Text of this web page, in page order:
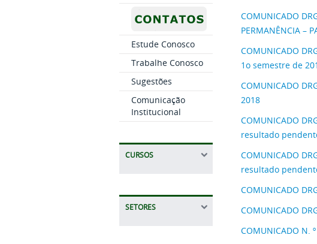
Estude Conosco
Trabalhe Conosco
Sugestões
Comunicação
Institucional
CURSOS
SETORES
COMUNICADO
PERMANÊNCIA –
COMUNICADO
1o semestre de
COMUNICADO
2018
COMUNICADO
resultado
COMUNICADO
resultado
COMUNICADO
COMUNICADO
COMUNICADO N.